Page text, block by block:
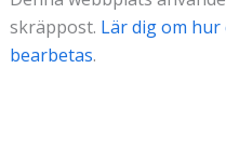
skräppost. Lär dig om
bearbetas.